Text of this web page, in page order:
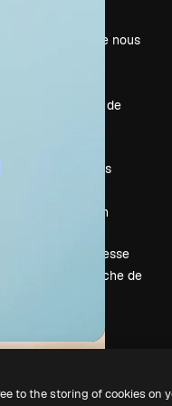
À propos de nous
Tendances de
Événements
Vendre mon
Salle de presse
À la recherche de
to the storing of cookies on